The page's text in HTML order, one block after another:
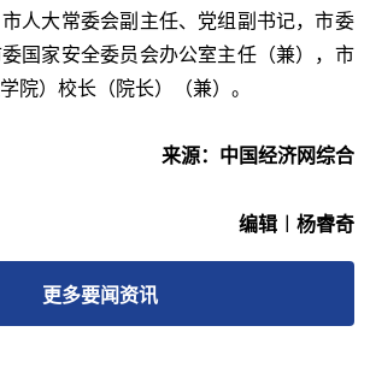
人大常委会副主任、党组副书记，市委
国家安全委员会办公室主任（兼），市
院）校长（院长）（兼）。
来源：中国经济网综合
编辑︱杨睿奇
更多要闻资讯